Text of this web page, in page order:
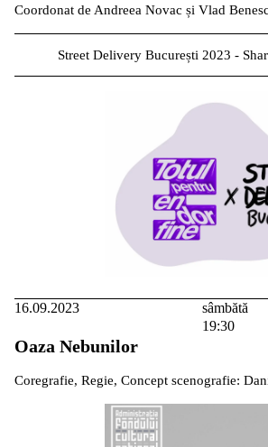
Coordonat de Andreea Novac și Vlad
Street Delivery București 2023 -
16.09.2023
sâmbătă
19:30
Oaza Nebunilor
Coregrafie, Regie, Concept scenografie: